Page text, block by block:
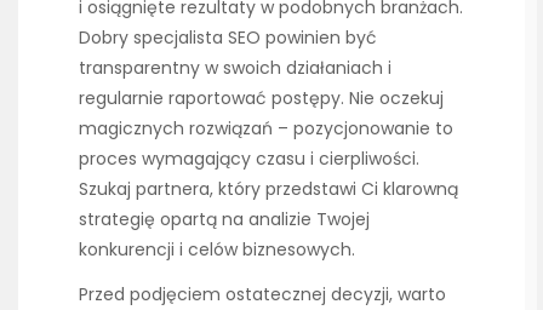
i osiągnięte rezultaty w podobnych branżach.
Dobry specjalista SEO powinien być
transparentny w swoich działaniach i
regularnie raportować postępy. Nie oczekuj
magicznych rozwiązań – pozycjonowanie to
proces wymagający czasu i cierpliwości.
Szukaj partnera, który przedstawi Ci klarowną
strategię opartą na analizie Twojej
konkurencji i celów biznesowych.
Przed podjęciem ostatecznej decyzji, warto